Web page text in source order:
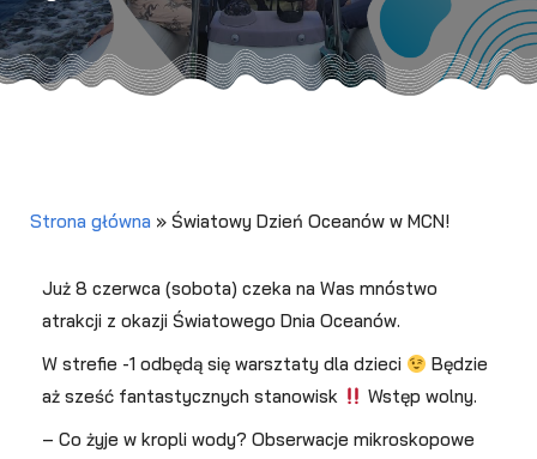
Strona główna » Światowy Dzień Oceanów w MCN!
Już 8 czerwca (sobota) czeka na Was mnóstwo
atrakcji z okazji Światowego Dnia Oceanów.
W strefie -1 odbędą się warsztaty dla dzieci
Będzie
aż sześć fantastycznych stanowisk
Wstęp wolny.
– Co żyje w kropli wody? Obserwacje mikroskopowe